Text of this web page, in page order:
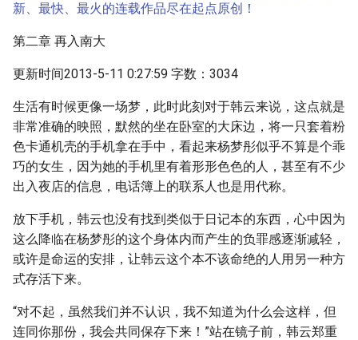
新、最快、最火的连载作品尽在起点原创！
第二章 再入南大
更新时间2013-5-11 0:27:59 字数：3034
生活有时候更像一场梦，此时此刻对于韩云来说，这点就是
非常准确的映照，默然的坐在卧室的大床边，将一只套着粉
色卡通机壳的手机拿在手中，看起来杨梦彤似乎不算是个乖
巧的女生，因为她的手机里有着形形色色的人，甚至有不少
出入夜店的信息，电话簿上的联系人也是用代称。
放下手机，韩云也没有找到类似于日记本的东西，心中因为
这么降临在杨梦彤的这个身体内而产生的负罪感逐渐减轻，
或许是命运的安排，让韩云这个本不该命绝的人用另一种方
式存活下来。
“对不起，虽然我们并不认识，我不知道为什么会这样，但
连同你那份，我会共同保存下来！”站在镜子前，韩云郑重